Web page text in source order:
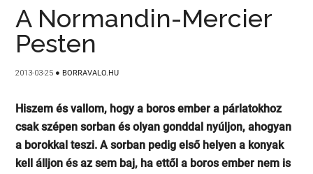
A Normandin-Mercier
Pesten
2013-03-25 ● BORRAVALO.HU
Hiszem és vallom, hogy a boros ember a párlatokhoz
csak szépen sorban és olyan gonddal nyúljon, ahogyan
a borokkal teszi. A sorban pedig első helyen a konyak
kell álljon és az sem baj, ha ettől a boros ember nem is